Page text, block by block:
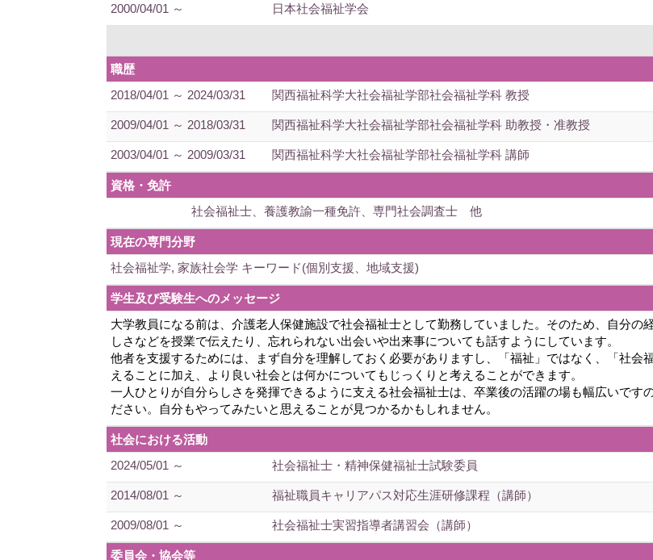
2000/04/01 ～ 日本社会福祉学会
職歴
2018/04/01 ～ 2024/03/31
関西福祉科学大社会福祉学部社会福祉学科 教授
2009/04/01 ～ 2018/03/31 関西福祉科学大社会福祉学部社会福祉学科 助教授・准教授
2003/04/01 ～ 2009/03/31 関西福祉科学大社会福祉学部社会福祉学科 講師
資格・免許
社会福祉士、養護教諭一種免許、専門社会調査士 他
現在の専門分野
社会福祉学, 家族社会学 キーワード(個別支援、地域支援)
学生及び受験生へのメッセージ
大学教員になる前は、介護老人保健施設で社会福祉士として勤務していました。そのため、自分
しさなどを授業で伝えたり、忘れられない出会いや出来事についても話すようにしています。
他者を支援するためには、まず自分を理解しておく必要がありますし、「福祉」ではなく、「社
えることに加え、より良い社会とは何かについてもじっくりと考えることができます。
一人ひとりが自分らしさを発揮できるように支える社会福祉士は、卒業後の活躍の場も幅広いです
ださい。自分もやってみたいと思えることが見つかるかもしれません。
社会における活動
2024/05/01 ～
社会福祉士・精神保健福祉士試験委員
2014/08/01 ～ 福祉職員キャリアパス対応生涯研修課程（講師）
2009/08/01 ～ 社会福祉士実習指導者講習会（講師）
委員会・協会等